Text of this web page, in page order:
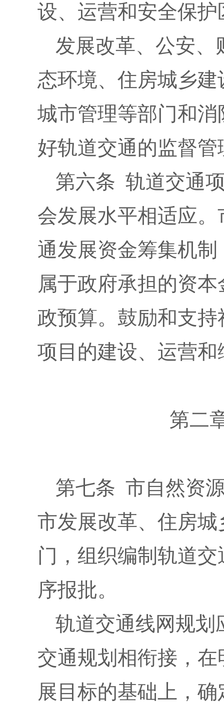
设、运营和安全保
发展改革、公安、
态环境、住房城乡
城市管理等部门和
好轨道交通的监督管
第六条 轨道交通
会发展水平相适应
通发展资金筹集机
属于政府承担的资
政预算。鼓励和支
项目的建设、运营
第二
第七条 市自然资
市发展改革、住房
门，组织编制轨道
序报批。
轨道交通线网规划
交通规划相衔接，
展目标的基础上，